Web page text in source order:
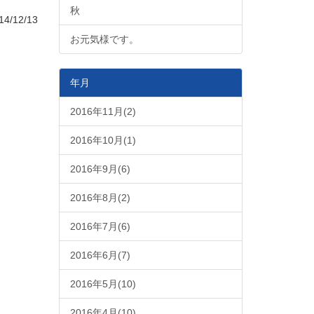
12/13
秋
お元気様です。
年月
2016年11月(2)
2016年10月(1)
2016年9月(6)
2016年8月(2)
2016年7月(6)
2016年6月(7)
2016年5月(10)